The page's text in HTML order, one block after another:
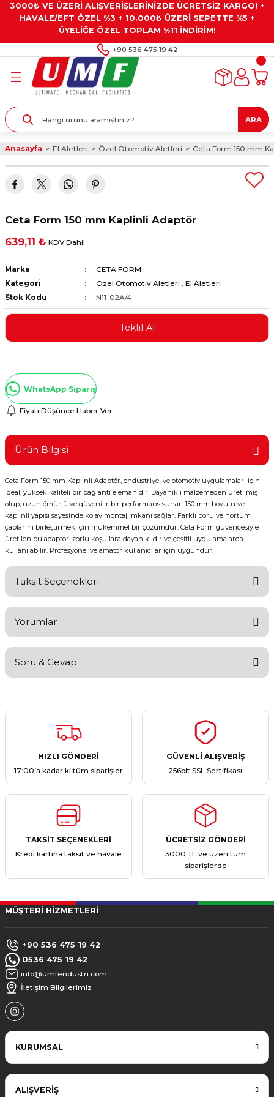
3000₺ VE ÜZERİ ALIŞVERİŞLERİNİZDE ÜCRETSİZ KARGO! +
HAVALE/EFT ÖZEL %3 + 10.000₺ ÜZERİ SEPETTE %5 +
ÜYELİĞE ÖZEL TOPLAM %11 İNDİRİM!
+90 536 475 19 42
Geri Dön
Kaplamalar
Geri Dön
Geri Dön
Gresler
Geri Dön
ve Alet Setleri
ve Multimetreler
ve Penseler
Geri Dön
Taşları ve
ARA
Anasayfa El Aletleri Özel Otomotiv Aletleri Ceta Form 150 mm
Ceta Form 150 mm Kaplinli Adaptör
639,11 ₺ KDV Dahil
Marka
CETA FORM
Kategori
Özel Otomotiv Aletleri , El Aletleri
Stok Kodu
N11-02A/4
Teklif Al
WhatsApp Sipariş
Fiyatı Düşünce Haber Ver
Ürün Bilgisi
Ceta Form 150 mm Kaplinli Adaptör, endüstriyel ve otomotiv uygulamaları için
ideal, yüksek kaliteli bir bağlantı elemanıdır. Dayanıklı malzemeden üretilmiş
olup, uzun ömürlü ve güvenilir bir performans sunar. 150 mm boyutu ve
kaplinli yapısı sayesinde kolay montaj imkanı sağlar. Farklı boru ve hortum
çaplarını birleştirmek için mükemmel bir çözümdür. Ceta Form güvencesiyle
üretilen bu adaptör, zorlu koşullara dayanıklıdır ve çeşitli uygulamalarda
kullanılabilir. Profesyonel ve amatör kullanıcılar için uygundur.
Taksit Seçenekleri
Yorumlar
Yorum Yaz
Soru & Cevap
Ürün hakkında henüz soru sorulmamış.
HIZLI GÖNDERİ
17:00’a kadar ki tüm siparişler
GÜVENLİ ALIŞVERİŞ
256bit SSL Sertifikası
TAKSİT SEÇENEKLERİ
Kredi kartına taksit ve havale
ÜCRETSİZ GÖNDERİ
3000 TL ve üzeri tüm
siparişlerde
MÜŞTERİ HİZMETLERİ
+90 536 475 19 42
0536 475 19 42
info@umfendustri.com
İletişim Bilgilerimiz
KURUMSAL
ALIŞVERİŞ